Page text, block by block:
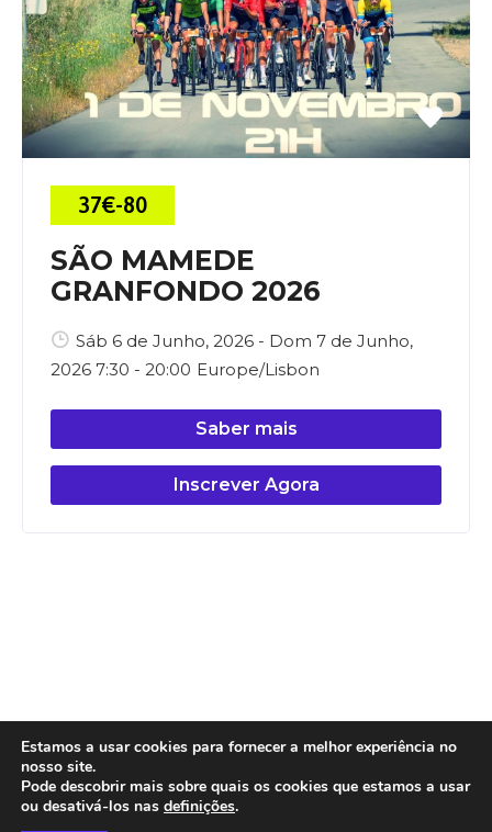
37€-80
SÃO MAMEDE
GRANFONDO 2026
Sáb 6 de Junho, 2026 - Dom 7 de Junho,
2026 7:30 - 20:00 Europe/Lisbon
Saber mais
Inscrever Agora
Estamos a usar cookies para fornecer a melhor experiência no
nosso site.
Pode descobrir mais sobre quais os cookies que estamos a usar
ou desativá-los nas definições.